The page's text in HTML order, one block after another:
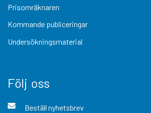
Prisomräknaren
Kommande publiceringar
Undersökningsmaterial
Följ oss
Beställ nyhetsbrev